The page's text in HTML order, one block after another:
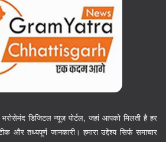
डिजिटल न्यूज़ पोर्टल, जहां आपको मिलती है हर
तथ्यपूर्ण जानकारी। हमारा उद्देश्य सिर्फ समाचार